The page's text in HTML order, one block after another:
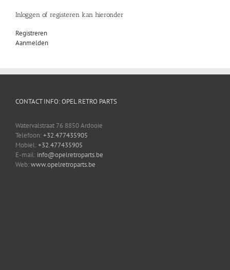
Inloggen of registeren kan hieronder
Registreren
Aanmelden
CONTACT INFO: OPEL RETRO PARTS
Watervalstraat 76 8850 Ardooie
Telefoon:+32.477435905
Mobiel:+32.477435905
E-mail: info@opelretroparts.be
Web:www.opelretroparts.be